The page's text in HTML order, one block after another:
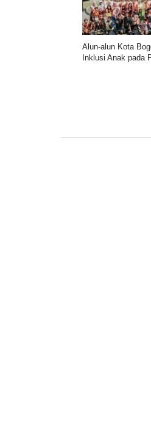
Alun-alun Kota
Inklusi Anak pada